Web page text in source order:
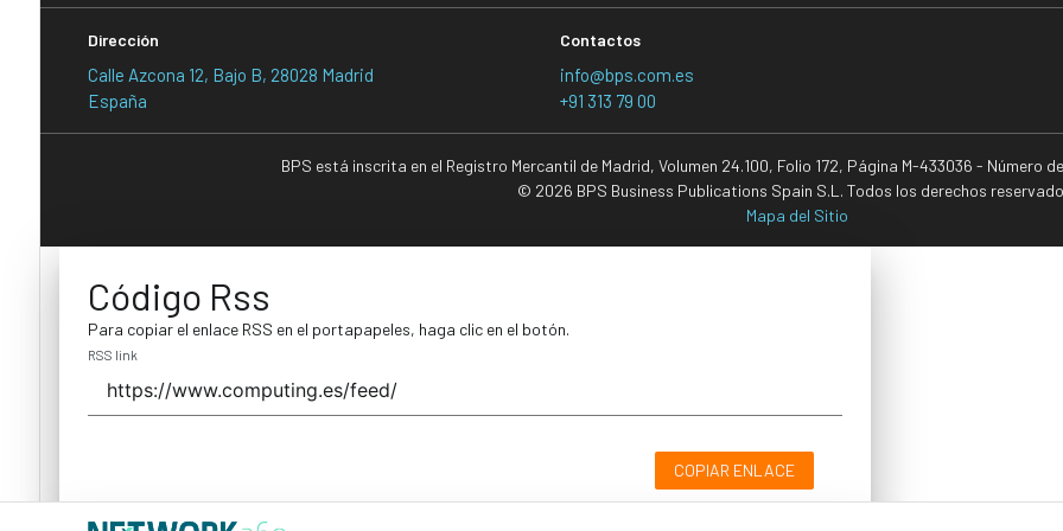
Dirección
Calle Azcona 12, Bajo B, 28028 Madrid
España
Contactos
info@bps.com.es
+91 313 79 00
BPS está inscrita en el Registro Mercantil de Madrid, Volumen 24.100, Folio 172, Página M-433036 - Número
© 2026 BPS Business Publications Spain S.L. Todos los derechos
Mapa del Sitio
Código Rss
Para copiar el enlace RSS en el portapapeles, haga clic en el botón.
RSS link
COPIAR ENLACE